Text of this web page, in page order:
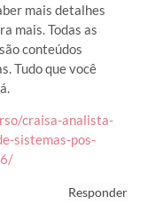
mais detalhes
mais. Todas as
conteúdos
Tudo que você
craisa-analista-
sistemas-pos-
Responder